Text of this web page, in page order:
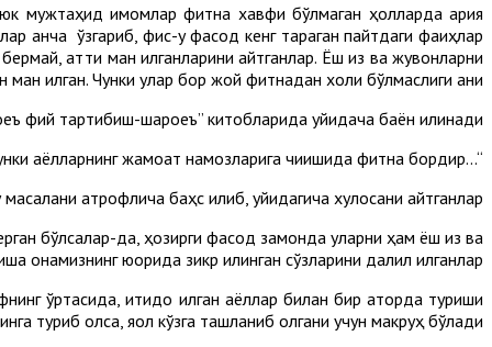
мужтаҳид имомлар фитна хавфи бўлмаган ҳолларда қария
ўзгариб, фисқ-у фасод кенг тарқаган пайтдаги фақиҳлар
қаттиқ ман қилганларини айтганлар. Ёш қиз ва жувонларни
қилган. Чунки улар бор жой фитнадан холи бўлмаслиги аниқ.
фий тартибиш-шароеъ” китобларида қуйидача баён қилинади:
“...Аёлларга намозни жамоат билан адо қилиш вожиб бўлмайди... Чунки аёлларнинг жамоат намозларига чиқишида фитна бордир”.
атрофлича баҳс қилиб, қуйидагича хулосани айтганлар:
бўлсалар-да, ҳозирги фасод замонда уларни ҳам ёш қиз ва
юқорида зикр қилинган сўзларини далил қилганлар.
ўртасида, иқтидо қилган аёллар билан бир қаторда туриши
туриб олса, яққол кўзга ташланиб қолгани учун макруҳ бўлади